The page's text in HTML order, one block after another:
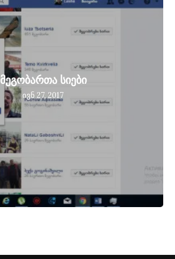
მეგობართა სიები
ივნ 27, 2017